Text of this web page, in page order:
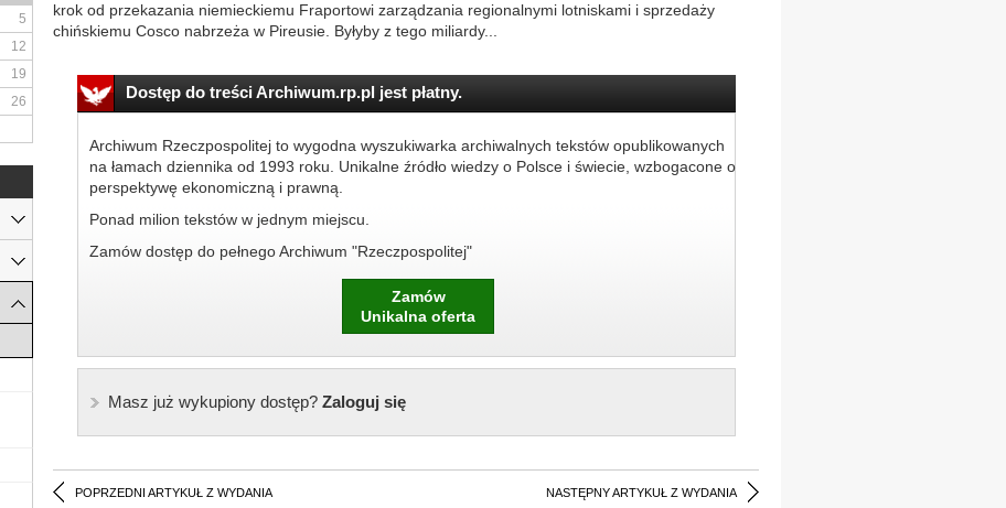
krok od przekazania niemieckiemu Fraportowi zarządzania regionalnymi lotniskami i sprzedaży
chińskiemu Cosco nabrzeża w Pireusie. Byłyby z tego miliardy...
Dostęp do treści Archiwum.rp.pl jest płatny.
Archiwum Rzeczpospolitej to wygodna wyszukiwarka archiwalnych tekstów opublikowanych
na łamach dziennika od 1993 roku. Unikalne źródło wiedzy o Polsce i świecie, wzbogacone o
perspektywę ekonomiczną i prawną.
Ponad milion tekstów w jednym miejscu.
Zamów dostęp do pełnego Archiwum "Rzeczpospolitej"
Zamów
Unikalna oferta
Masz już wykupiony dostęp?Zaloguj się
POPRZEDNI ARTYKUŁ Z WYDANIA NASTĘPNY ARTYKUŁ Z WYDANIA
5
12
19
26